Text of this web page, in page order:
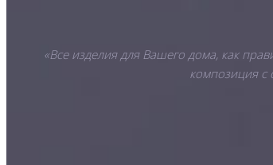
«Все изделия для Вашего дома, как
композиция с